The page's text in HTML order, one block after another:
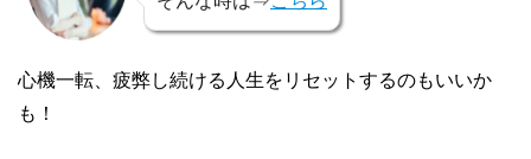
心機一転、疲弊し続ける人生をリセットするのもいいか
も！